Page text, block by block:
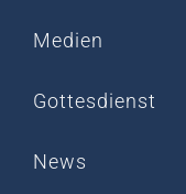
Medien
Gottesdienst
News